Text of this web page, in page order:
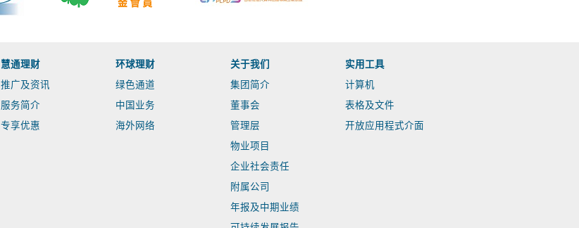
慧通理财
推广及资讯
服务简介
专享优惠
环球理财
绿色通道
中国业务
海外网络
关于我们
集团简介
董事会
管理层
物业项目
企业社会责任
附属公司
年报及中期业绩
实用工具
计算机
表格及文件
开放应用程式介面